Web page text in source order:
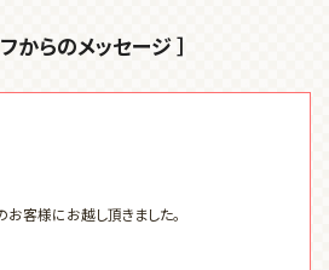
フからのメッセージ ］
客様にお越し頂きました。